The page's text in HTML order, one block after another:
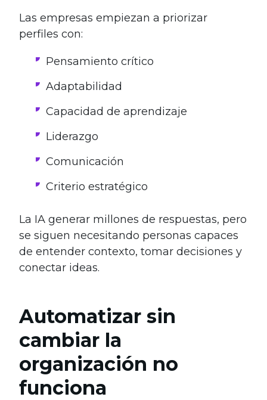
Las empresas empiezan a priorizar
perfiles con:
Pensamiento crítico
Adaptabilidad
Capacidad de aprendizaje
Liderazgo
Comunicación
Criterio estratégico
La IA generar millones de respuestas, pero
se siguen necesitando personas capaces
de entender contexto, tomar decisiones y
conectar ideas.
Automatizar sin
cambiar la
organización no
funciona